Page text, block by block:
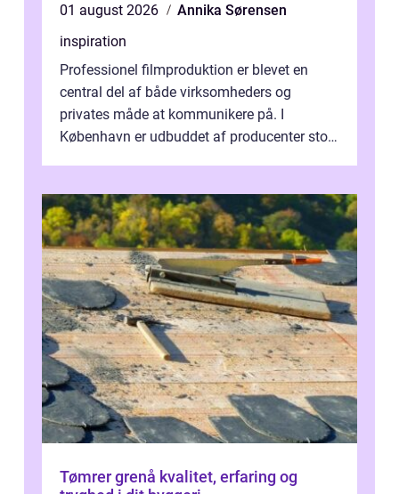
01 august 2026
Annika Sørensen
inspiration
Professionel filmproduktion er blevet en
central del af både virksomheders og
privates måde at kommunikere på. I
København er udbuddet af producenter stort,
Tømrer grenå kvalitet, erfaring og